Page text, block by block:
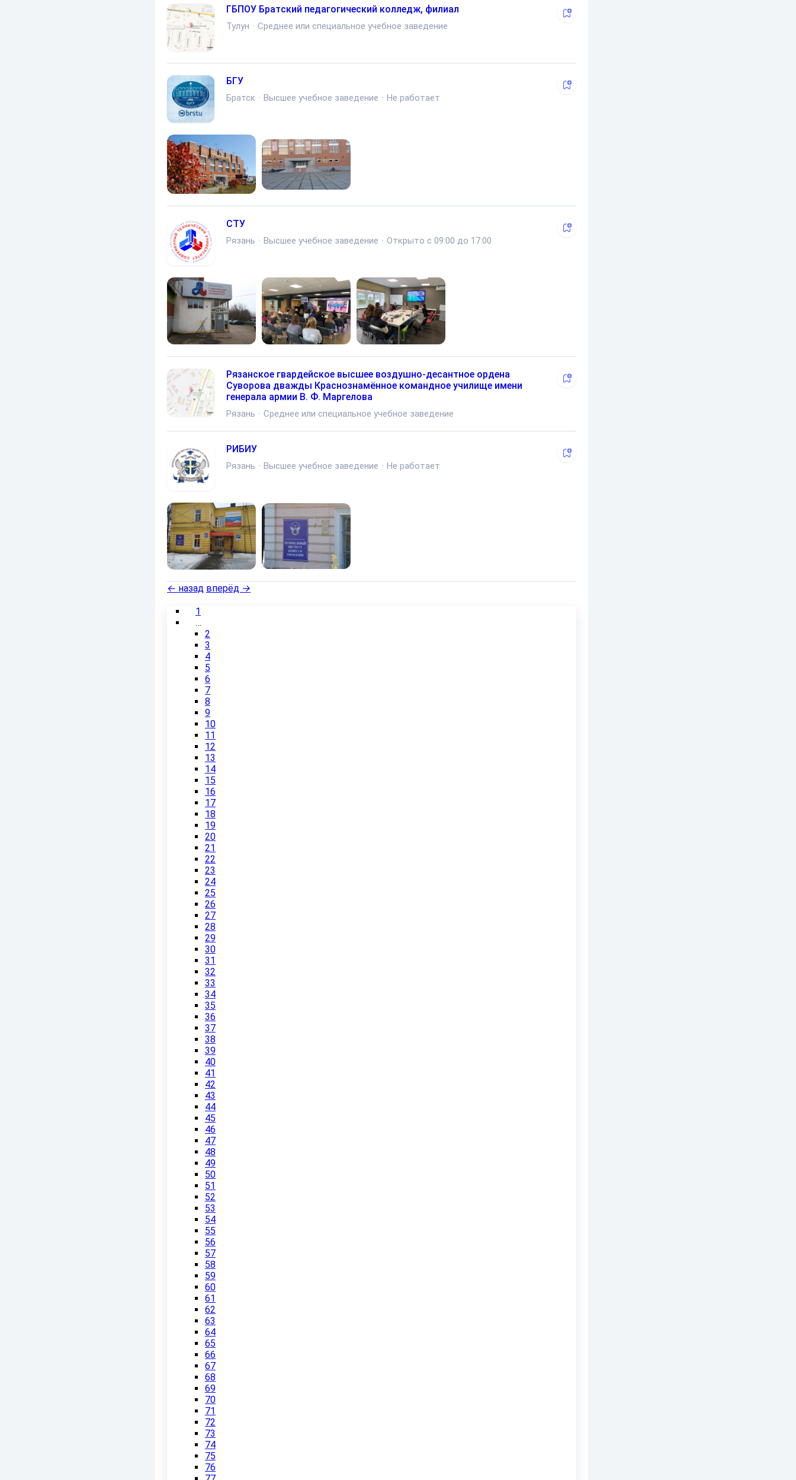
ГБПОУ Братский педагогический колледж, филиал
Тулун · Среднее или специальное учебное заведение
БГУ
Братск · Высшее учебное заведение · Не работает
СТУ
Рязань · Высшее учебное заведение · Открыто с 09:00 до 17:00
Рязанское гвардейское высшее воздушно-десантное ордена
Суворова дважды Краснознамённое командное училище имени
генерала армии В. Ф. Маргелова
Рязань · Среднее или специальное учебное заведение
РИБИУ
Рязань · Высшее учебное заведение · Не работает
← назад вперёд →
1
…
2
3
4
5
6
7
8
9
10
11
12
13
14
15
16
17
18
19
20
21
22
23
24
25
26
27
28
29
30
31
32
33
34
35
36
37
38
39
40
41
42
43
44
45
46
47
48
49
50
51
52
53
54
55
56
57
58
59
60
61
62
63
64
65
66
67
68
69
70
71
72
73
74
75
76